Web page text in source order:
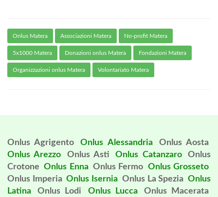
Onlus Matera Associazioni Matera No-profit Matera
5x1000 Matera Donazioni onlus Matera Fondazioni Matera
Organizzazioni onlus Matera Volontariato Matera
Onlus Agrigento Onlus Alessandria
Onlus Aosta
Onlus Arezzo
Onlus Asti Onlus Catanzaro
Onlus
Crotone Onlus Enna Onlus Fermo Onlus Grosseto
Onlus Imperia Onlus Isernia Onlus La Spezia Onlus
Latina
Onlus Lodi Onlus Lucca
Onlus Macerata